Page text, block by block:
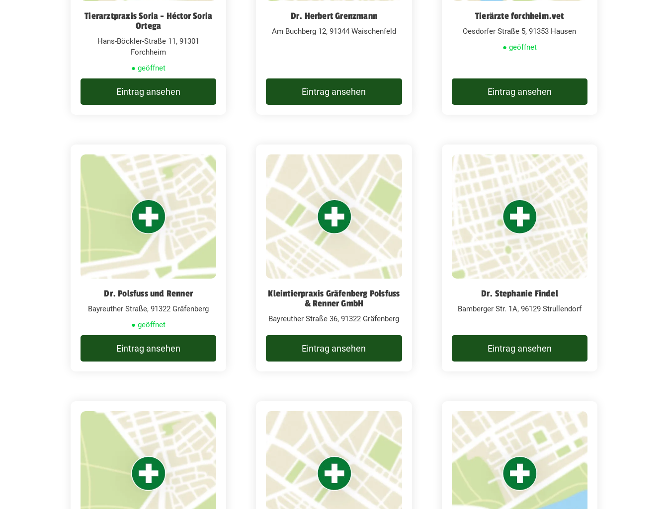
Tierarztpraxis Soria - Héctor Soria
Ortega
Hans-Böckler-Straße 11, 91301
Forchheim
● geöffnet
Eintrag ansehen
Dr. Herbert Grenzmann
Am Buchberg 12, 91344 Waischenfeld
Eintrag ansehen
Tierärzte forchheim.vet
Oesdorfer Straße 5, 91353 Hausen
● geöffnet
Eintrag ansehen
Dr. Polsfuss und Renner
Bayreuther Straße, 91322 Gräfenberg
● geöffnet
Eintrag ansehen
Kleintierpraxis Gräfenberg Polsfuss
& Renner GmbH
Bayreuther Straße 36, 91322 Gräfenberg
Eintrag ansehen
Dr. Stephanie Findel
Bamberger Str. 1A, 96129 Strullendorf
Eintrag ansehen